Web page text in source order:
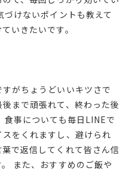
けないポイントも教えて
いきたいです。
がちょうどいいキツさで
まで頑張れて、終わった後
食事についても毎日LINEで
をくれますし、避けられ
で返信してくれて皆さん信
また、おすすめのご飯や